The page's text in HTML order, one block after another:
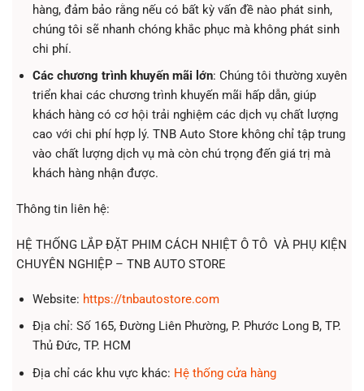
hàng, đảm bảo rằng nếu có bất kỳ vấn đề nào phát sinh,
chúng tôi sẽ nhanh chóng khắc phục mà không phát sinh
chi phí.
Các chương trình khuyến mãi lớn: Chúng tôi thường xuyên
triển khai các chương trình khuyến mãi hấp dẫn, giúp
khách hàng có cơ hội trải nghiệm các dịch vụ chất lượng
cao với chi phí hợp lý. TNB Auto Store không chỉ tập trung
vào chất lượng dịch vụ mà còn chú trọng đến giá trị mà
khách hàng nhận được.
Thông tin liên hệ:
HỆ THỐNG LẮP ĐẶT PHIM CÁCH NHIỆT Ô TÔ VÀ PHỤ KIỆN
CHUYÊN NGHIỆP – TNB AUTO STORE
Website: https://tnbautostore.com
Địa chỉ: Số 165, Đường Liên Phường, P. Phước Long B, TP.
Thủ Đức, TP. HCM
Địa chỉ các khu vực khác: Hệ thống cửa hàng